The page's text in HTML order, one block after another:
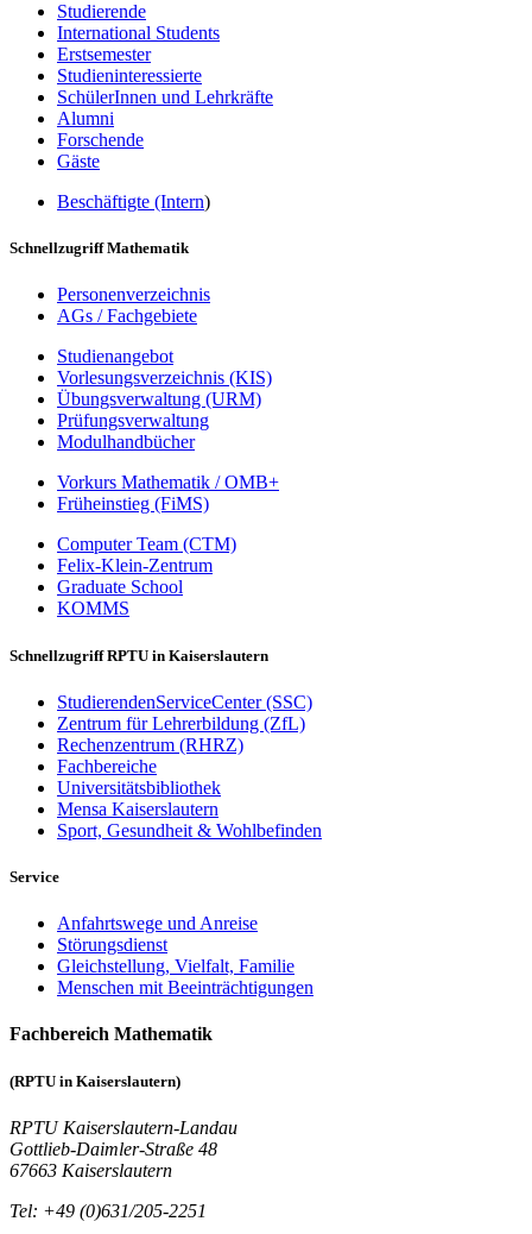
Studierende
International Students
Erstsemester
Studieninteressierte
SchülerInnen und Lehrkräfte
Alumni
Forschende
Gäste
Beschäftigte (Intern)
Schnellzugriff Mathematik
Personenverzeichnis
AGs / Fachgebiete
Studienangebot
Vorlesungsverzeichnis (KIS)
Übungsverwaltung (URM)
Prüfungsverwaltung
Modulhandbücher
Vorkurs Mathematik / OMB+
Früheinstieg (FiMS)
Computer Team (CTM)
Felix-Klein-Zentrum
Graduate School
KOMMS
Schnellzugriff RPTU in Kaiserslautern
StudierendenServiceCenter (SSC)
Zentrum für Lehrerbildung (ZfL)
Rechenzentrum (RHRZ)
Fachbereiche
Universitätsbibliothek
Mensa Kaiserslautern
Sport, Gesundheit & Wohlbefinden
Service
Anfahrtswege und Anreise
Störungsdienst
Gleichstellung, Vielfalt, Familie
Menschen mit Beeinträchtigungen
Fachbereich Mathematik
(RPTU in Kaiserslautern)
RPTU Kaiserslautern-Landau
Gottlieb-Daimler-Straße 48
67663 Kaiserslautern
Tel: +49 (0)631/205-2251